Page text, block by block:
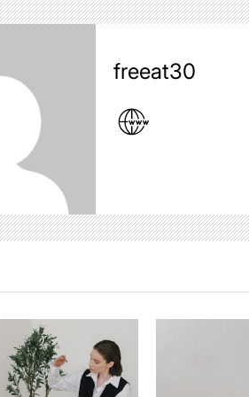
freeat30